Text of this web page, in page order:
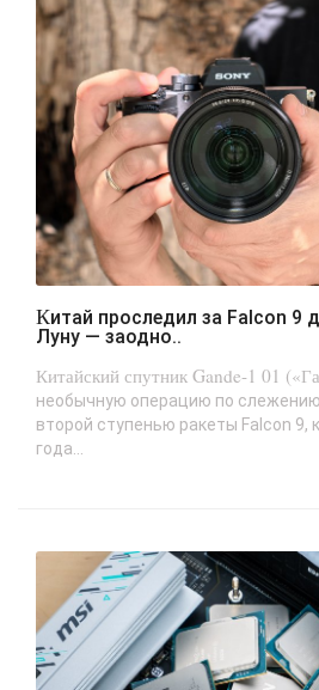
Китай проследил за Falcon 9 до самого удара о
Луну — заодно..
Китайский спутник Gande-1 01
необычную операцию по
второй ступенью ракеты Falcon 9,
года...